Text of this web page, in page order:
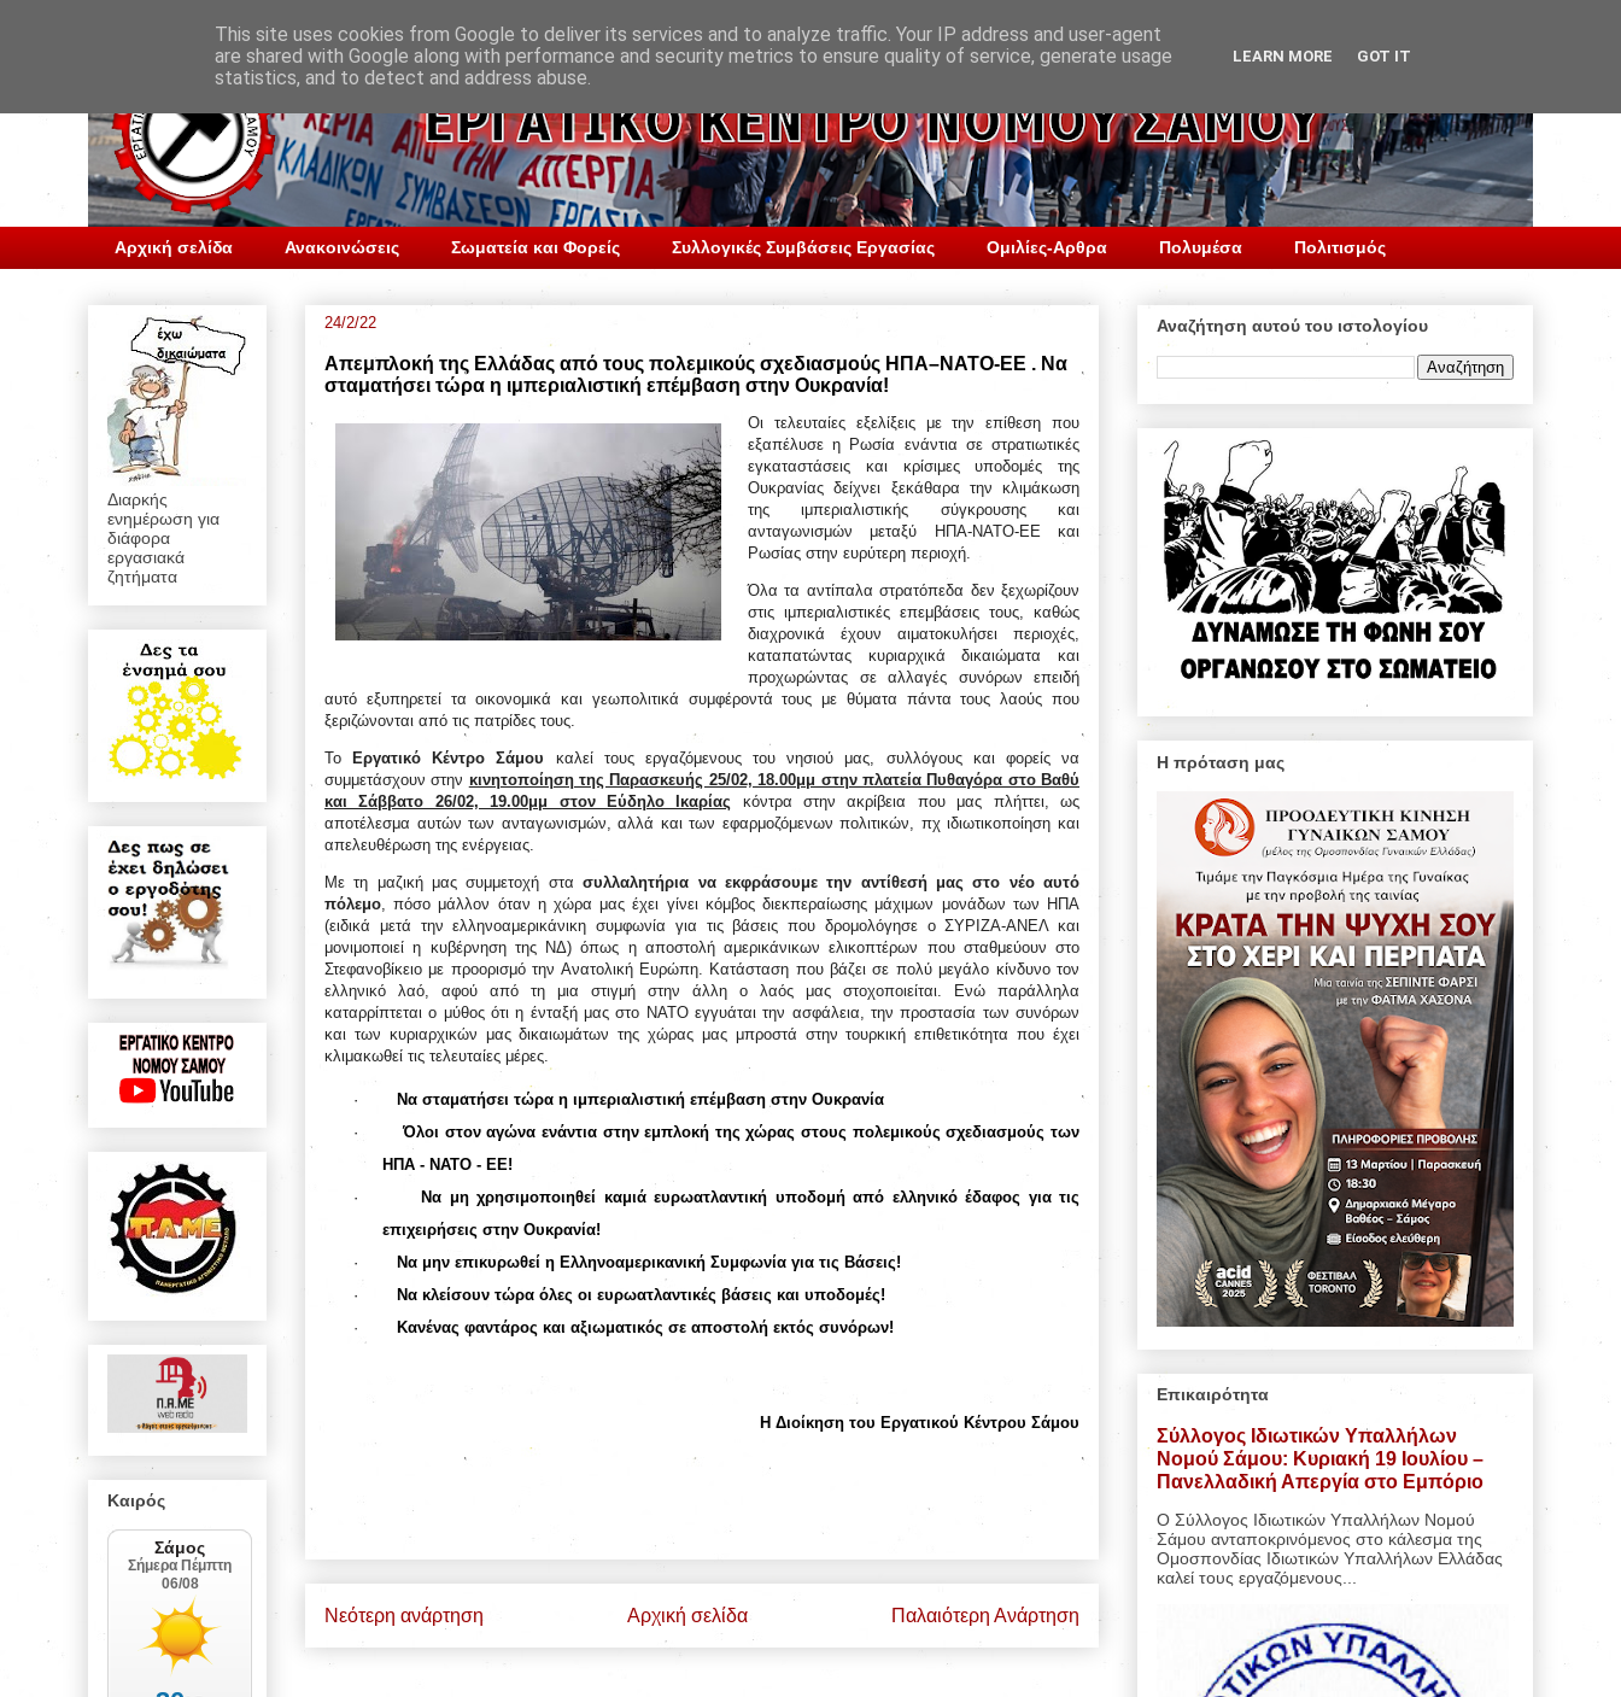
Αρχική σελίδα Ανακοινώσεις Σωματεία και Φορείς Συλλογικές Συμβάσεις Εργασίας Ομιλίες-Αρθρα Πολυμέσα Πολιτισμός
24/2/22
Απεμπλοκή της Ελλάδας από τους πολεμικούς σχεδιασμούς ΗΠΑ–ΝΑΤΟ-ΕΕ . Να
σταματήσει τώρα η ιμπεριαλιστική επέμβαση στην Ουκρανία!
Οι τελευταίες εξελίξεις με την επίθεση που
εξαπέλυσε η Ρωσία ενάντια σε στρατιωτικές
εγκαταστάσεις και κρίσιμες υποδομές της
Ουκρανίας δείχνει ξεκάθαρα την κλιμάκωση
της ιμπεριαλιστικής σύγκρουσης και
ανταγωνισμών μεταξύ ΗΠΑ-ΝΑΤΟ-ΕΕ και
Ρωσίας στην ευρύτερη περιοχή.
Όλα τα αντίπαλα στρατόπεδα δεν ξεχωρίζουν
στις ιμπεριαλιστικές επεμβάσεις τους, καθώς
διαχρονικά έχουν αιματοκυλήσει περιοχές,
καταπατώντας κυριαρχικά δικαιώματα και
προχωρώντας σε αλλαγές συνόρων επειδή
αυτό εξυπηρετεί τα οικονομικά και γεωπολιτικά συμφέροντά τους με θύματα πάντα τους λαούς που
ξεριζώνονται από τις πατρίδες τους.
Το Εργατικό Κέντρο Σάμου καλεί τους εργαζόμενους του νησιού μας, συλλόγους και φορείς να
συμμετάσχουν στην κινητοποίηση της Παρασκευής 25/02, 18.00μμ στην πλατεία Πυθαγόρα στο Βαθύ
και Σάββατο 26/02, 19.00μμ στον Εύδηλο Ικαρίας
κόντρα στην ακρίβεια που μας πλήττει, ως
αποτέλεσμα αυτών των ανταγωνισμών, αλλά και των εφαρμοζόμενων πολιτικών, πχ ιδιωτικοποίηση και
απελευθέρωση της ενέργειας.
Με τη μαζική μας συμμετοχή στασυλλαλητήρια να εκφράσουμε την αντίθεσή μας στο νέο αυτό
πόλεμο , πόσο μάλλον όταν η χώρα μας έχει γίνει κόμβος διεκπεραίωσης μάχιμων μονάδων των ΗΠΑ
(ειδικά μετά την ελληνοαμερικάνικη συμφωνία για τις βάσεις που δρομολόγησε ο ΣΥΡΙΖΑ-ΑΝΕΛ και
μονιμοποιεί η κυβέρνηση της ΝΔ) όπως η αποστολή αμερικάνικων ελικοπτέρων που σταθμεύουν στο
Στεφανοβίκειο με προορισμό την Ανατολική Ευρώπη. Κατάσταση που βάζει σε πολύ μεγάλο κίνδυνο τον
ελληνικό λαό, αφού από τη μια στιγμή στην άλλη ο λαός μας στοχοποιείται. Ενώ παράλληλα
καταρρίπτεται ο μύθος ότι η ένταξή μας στο ΝΑΤΟ εγγυάται την ασφάλεια, την προστασία των συνόρων
και των κυριαρχικών μας δικαιωμάτων της χώρας μας μπροστά στην τουρκική επιθετικότητα που έχει
κλιμακωθεί τις τελευταίες μέρες.
·
Να σταματήσει τώρα η ιμπεριαλιστική επέμβαση στην Ουκρανία
·
Όλοι στον αγώνα ενάντια στην εμπλοκή της χώρας στους πολεμικούς σχεδιασμούς των
ΗΠΑ - ΝΑΤΟ - ΕΕ!
·
Να μη χρησιμοποιηθεί καμιά ευρωατλαντική υποδομή από ελληνικό έδαφος για τις
επιχειρήσεις στην Ουκρανία!
·
Να μην επικυρωθεί η Ελληνοαμερικανική Συμφωνία για τις Βάσεις!
·
Να κλείσουν τώρα όλες οι ευρωατλαντικές βάσεις και υποδομές!
·
Κανένας φαντάρος και αξιωματικός σε αποστολή εκτός συνόρων!
Η Διοίκηση του Εργατικού Κέντρου Σάμου
Νεότερη ανάρτηση Παλαιότερη Ανάρτηση
Αρχική σελίδα
Διαρκής
ενημέρωση για
διάφορα
εργασιακά
ζητήματα
Καιρός
Αναζήτηση αυτού του ιστολογίου
Η πρόταση μας
Επικαιρότητα
Σύλλογος Ιδιωτικών Υπαλλήλων
Νομού Σάμου: Κυριακή 19 Ιουλίου –
Πανελλαδική Απεργία στο Εμπόριο
Ο Σύλλογος Ιδιωτικών Υπαλλήλων Νομού
Σάμου ανταποκρινόμενος στο κάλεσμα της
Ομοσπονδίας Ιδιωτικών Υπαλλήλων Ελλάδας
καλεί τους εργαζόμενους...
This site uses cookies from Google to deliver its services and to analyze traffic. Your IP address and user-agent
are shared with Google along with performance and security metrics to ensure quality of service, generate usage
statistics, and to detect and address abuse.
LEARN MORE GOT IT